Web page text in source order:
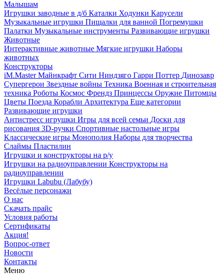
Малышам
Игрушки заводные в д/б Каталки Ходунки Карусели
Музыкальные игрушки Пищалки для ванной Погремушки
Палатки Музыкальные инструменты Развивающие игрушки
Животные
Интерактивные животные Мягкие игрушки Наборы
животных
Конструкторы
iM.Master Майнкрафт Сити Ниндзяго Гарри Поттер Динозавр
Супергерои Звездные войны Техника Военная и строительная
техника Роботы Космос Френдз Принцессы Оружие Питомцы
Цветы Поезда Корабли Архитектура Еще категории
Развивающие игрушки
Антистресс игрушки Игры для всей семьи Доски для
рисования 3D-ручки Спортивные настольные игры
Классические игры Монополия Наборы для творчества
Слаймы Пластилин
Игрушки и конструкторы на р/у
Игрушки на радиоуправлении Конструкторы на
радиоуправлении
Игрушки Labubu (Лабубу)
Весёлые персонажи
О нас
Скачать прайс
Условия работы
Сертификаты
Акция!
Вопрос-ответ
Новости
Контакты
Меню